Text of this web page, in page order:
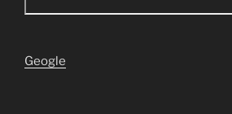
Geogle